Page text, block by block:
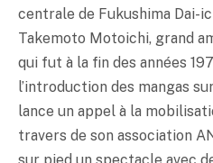
centrale de Fukushima Dai-
Takemoto Motoichi, grand
qui fut à la fin des années
l’introduction des mangas
lance un appel à la
travers de son association